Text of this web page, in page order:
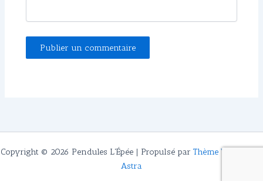
Copyright © 2026 Pendules L'Épée | Propulsé par Thème WordPress
Astra